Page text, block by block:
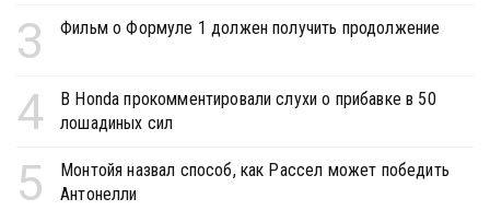
3 Фильм о Формуле 1 должен получить продолжение
4
В Honda прокомментировали слухи о прибавке в 50
лошадиных сил
5
Монтойя назвал способ, как Рассел может победить
Антонелли